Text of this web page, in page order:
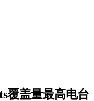
覆盖量最高电台